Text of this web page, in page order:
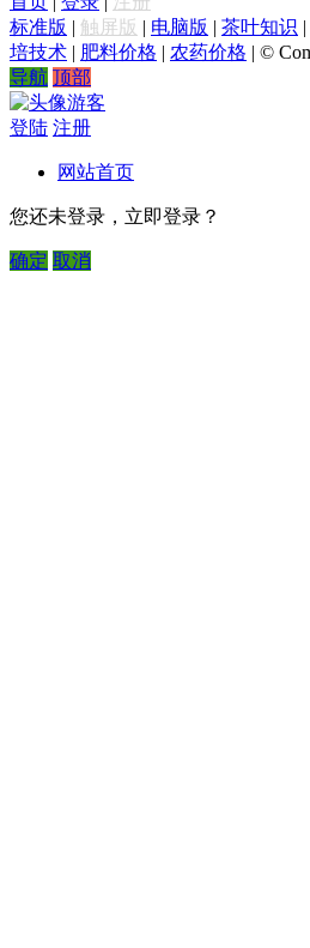
标准版 | 触屏版 | 电脑版 | 茶叶知识 |
培技术 | 肥料价格 | 农药价格 | ©
导航 顶部
游客
登陆 注册
网站首页
您还未登录，立即登录？
确定 取消